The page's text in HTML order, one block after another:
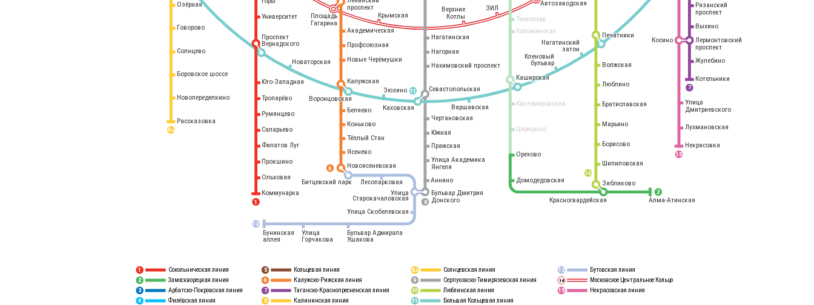
Сокольническая линия
Замоскворецкая линия
Арбатско-Покровская линия
Филёвская линия
Кольцевая линия
Калужско-Рижская линия
Таганско-Краснопресненская линия
Калининская линия
Солнцевская линия
Серпуховско-Тимирязевская линия
Люблинская линия
Бутовская линия
Московское Центральное Кольцо
Большая Кольцевая линия
Некрасовская линия
1
2
3
4
5
6
7
8
8 А
9
10
11
12
15
14
2
9
6
12
1
8 А
15
7
10
11
Академическая
Профсоюзная
Новые Черёмушки
Калужская
Беляево
Коньково
Тёплый Стан
Ясенево
Новоясеневская
Нагатинская
Нагорная
Нахимовский проспект
Севастопольская
Чертановская
Южная
Пражская
Улица Академика
Янгеля
ЗИЛ
Верхние
Котлы
Крымская
Площадь
Гагарина
Рязанский
проспект
Выхино
Лермонтовский
проспект
Жулебино
Котельники
Печатники
Волжская
Люблино
Братиславская
Марьино
Борисово
Шипиловская
Зябликово
Технопарк
Коломенская
Каширская
Кантемировская
Царицыно
Орехово
Домодедовская
Красногвардейская Алма-Атинская
проспект
Аннино
Бульвар Дмитрия
Донского
Саларьево
Румянцево
Тропарёво
Юго-Западная
Проспект
Вернадского
Варшавская
Битцевский парк Лесопарковая
Улица
Старокачаловская
Улица Скобелевская
Бульвар Адмирала
Ушакова
Улица
Горчакова
Бунинская
аллея
Автозаводская
Каховская
Университет
Рассказовка
Новопеределкино
Боровское шоссе
Солнцево
Говорово
Озёрная
Улица
Дмитриевского
Лухмановская
Некрасовка
Косино
Филатов Луг
Прокшино
Ольховая
Коммунарка
Новаторская
Зюзино
Воронцовская
Кленовый
бульвар
Нагатинский
затон